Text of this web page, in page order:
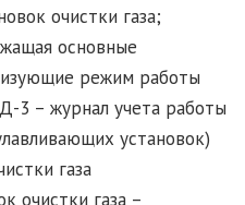
очистки газа;
основные
режим работы
3 – журнал учета работы
установок)
газа
очистки газа –